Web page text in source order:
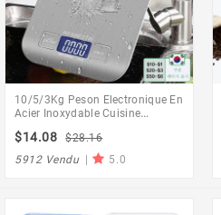
10/5/3Kg Peson Electronique En
Acier Inoxydable Cuisine
Précision Rétro-Éclairage Lcd
Affichage 4 Unités Commutation
$14.08
$28.16
5912 Vendu | 5.0